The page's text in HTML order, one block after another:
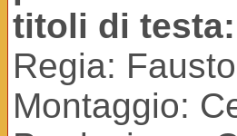
titoli di testa:
Regia:
Montaggio: